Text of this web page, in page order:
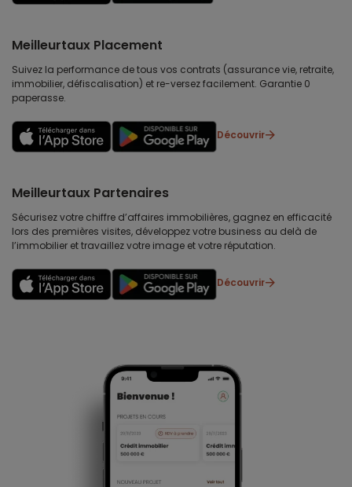
Meilleurtaux Placement
Suivez la performance de tous vos contrats (assurance vie, retraite,
immobilier, défiscalisation) et re-versez facilement. Garantie 0
paperasse.
Découvrir
Meilleurtaux Partenaires
Sécurisez votre chiffre d’affaires immobilières, gagnez en efficacité
lors des premières visites, développez votre business au delà de
l’immobilier et travaillez votre image et votre réputation.
Découvrir